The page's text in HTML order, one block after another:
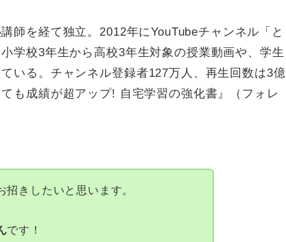
師を経て独立。2012年にYouTubeチャンネル「と
学校3年生から高校3年生対象の授業動画や、学生
いる。チャンネル登録者127万人、再生回数は3億
も成績が超アップ! 自宅学習の強化書』（フォレ
招きしたいと思います。
です！